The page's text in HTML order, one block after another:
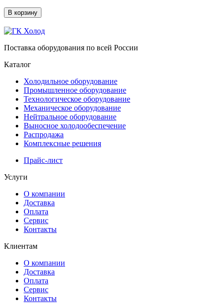
В корзину
Поставка оборудования по всей России
Каталог
Холодильное оборудование
Промышленное оборудование
Технологическое оборудование
Механическое оборудование
Нейтральное оборудование
Выносное холодообеспечение
Распродажа
Комплексные решения
Прайс-лист
Услуги
О компании
Доставка
Оплата
Сервис
Контакты
Клиентам
О компании
Доставка
Оплата
Сервис
Контакты